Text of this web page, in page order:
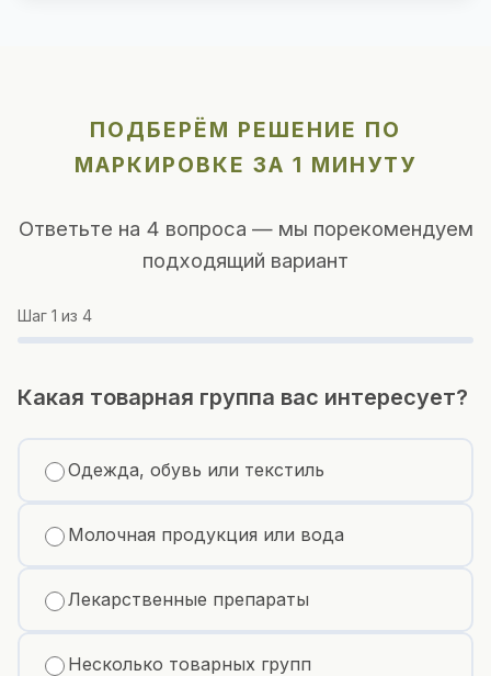
ПОДБЕРЁМ РЕШЕНИЕ ПО
МАРКИРОВКЕ ЗА 1 МИНУТУ
Ответьте на 4 вопроса — мы порекомендуем
подходящий вариант
Шаг 1 из 4
Какая товарная группа вас интересует?
Одежда, обувь или текстиль
Молочная продукция или вода
Лекарственные препараты
Несколько товарных групп